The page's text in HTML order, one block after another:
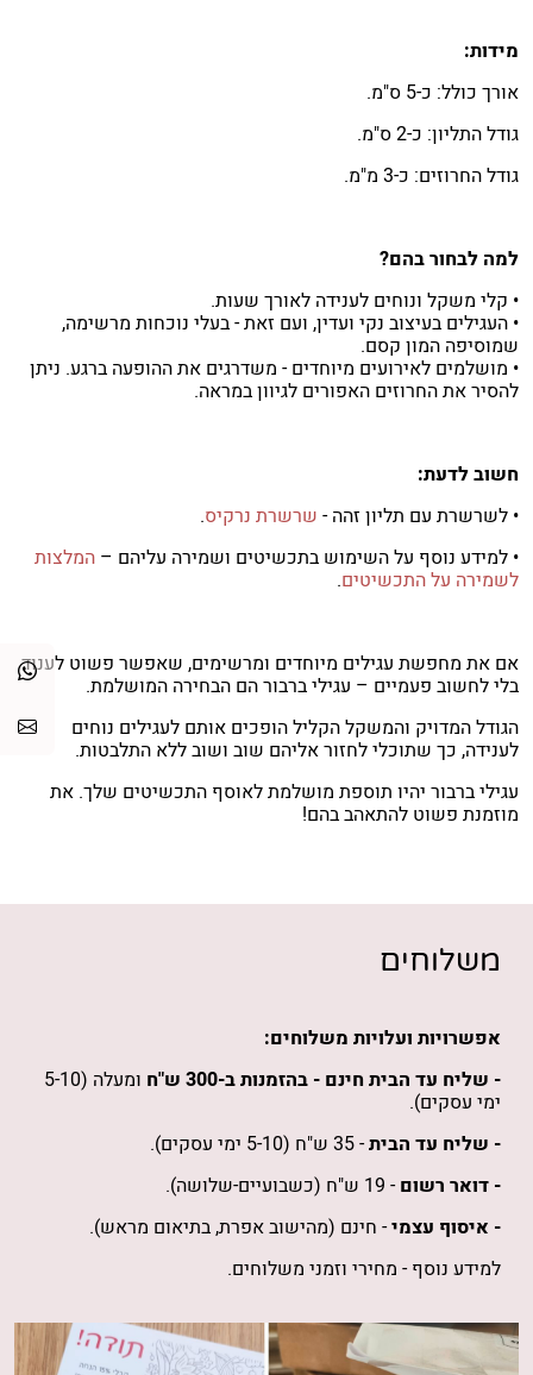
מידות:
אורך כולל: כ-5 ס"מ.
גודל התליון: כ-2 ס"מ.
גודל החרוזים: כ-3 מ"מ.
למה לבחור בהם?
• קלי משקל ונוחים לענידה לאורך שעות.
• העגילים בעיצוב נקי ועדין, ועם זאת - בעלי נוכחות מרשימה,
שמוסיפה המון קסם.
• מושלמים לאירועים מיוחדים - משדרגים את ההופעה ברגע. ניתן
להסיר את החרוזים האפורים לגיוון במראה.
חשוב לדעת:
• לשרשרת עם תליון זהה - שרשרת נרקיס.
• למידע נוסף על השימוש בתכשיטים ושמירה עליהם – המלצות
לשמירה על התכשיטים.
אם את מחפשת עגילים מיוחדים ומרשימים, שאפשר פשוט לענוד
בלי לחשוב פעמיים – עגילי ברבור הם הבחירה המושלמת.
הגודל המדויק והמשקל הקליל הופכים אותם לעגילים נוחים
לענידה, כך שתוכלי לחזור אליהם שוב ושוב ללא התלבטות.
עגילי ברבור יהיו תוספת מושלמת לאוסף התכשיטים שלך. את
מוזמנת פשוט להתאהב בהם!
משלוחים
אפשרויות ועלויות משלוחים:
- שליח עד הבית חינם - בהזמנותב-300 ש"ח ומעלה (5-10
ימי עסקים).
- שליח עד הבית- 35 ש"ח (5-10 ימי עסקים).
- דואר רשום- 19 ש"ח (כשבועיים-שלושה).
- איסוף עצמי- חינם (מהישוב אפרת, בתיאום מראש).
למידע נוסף - מחירי וזמני משלוחים.